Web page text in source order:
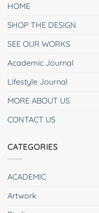
HOME
SHOP THE DESIGN
SEE OUR WORKS
Academic Journal
Lifestyle Journal
MORE ABOUT US
CONTACT US
CATEGORIES
ACADEMIC
Artwork